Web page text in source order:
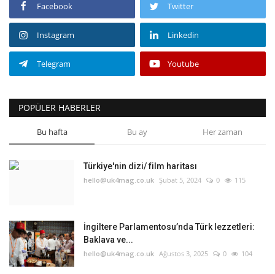
Facebook Twitter
Instagram Linkedin
Telegram Youtube
POPÜLER HABERLER
Bu hafta Bu ay Her zaman
Türkiye'nin dizi/ film haritası
hello@uk4mag.co.uk Şubat 5, 2024 0 115
İngiltere Parlamentosu’nda Türk lezzetleri:
Baklava ve...
hello@uk4mag.co.uk Ağustos 3, 2025 0 104